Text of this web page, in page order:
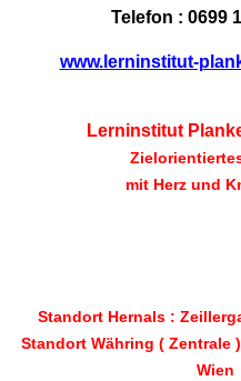
Telefon : 0699
www.lerninstitut-
Lerninstitut
mit Herz und
Standort Hernals :
Standort Währing ( Zentrale
Wien